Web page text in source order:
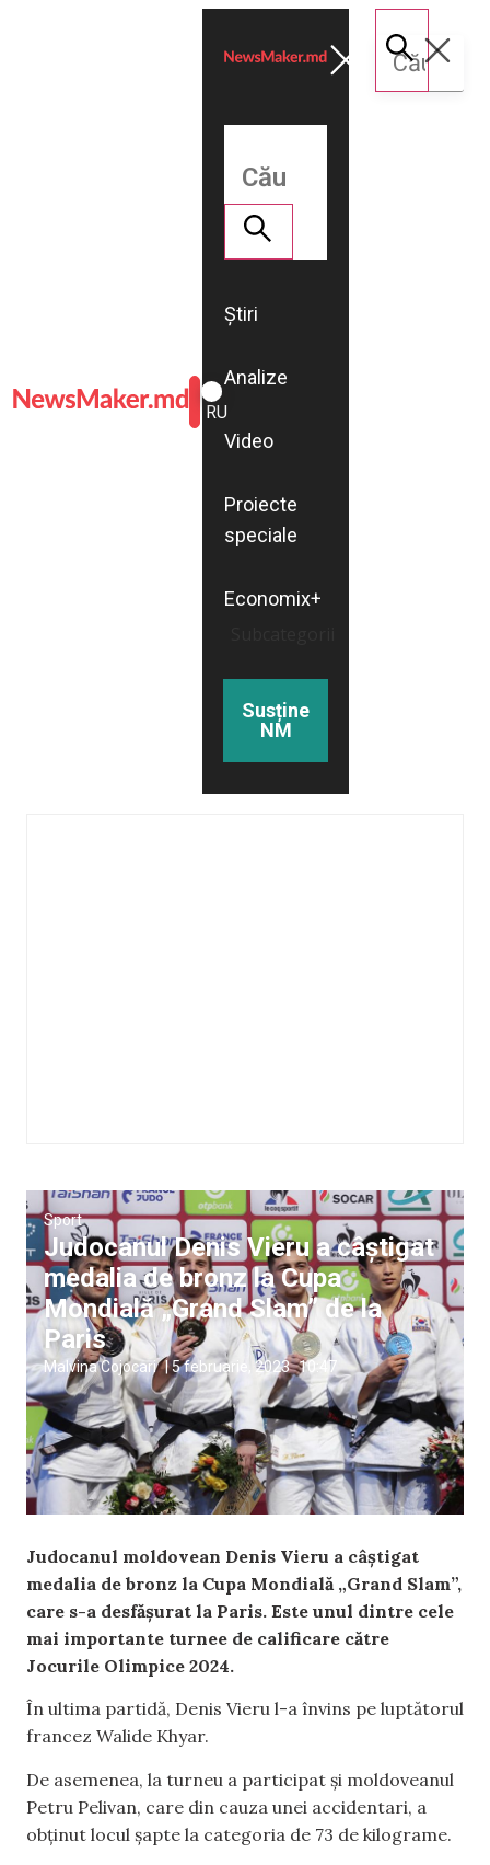
ROMÂNĂ
RU
Știri
Analize
Video
Proiecte
speciale
Economix+
Susține
NM
Sport
Judocanul Denis Vieru a câștigat
medalia de bronz la Cupa
Mondială „Grand Slam” de la
Paris
Malvina Cojocari |5 februarie, 2023 10:47
Judocanul moldovean Denis Vieru a câștigat
medalia de bronz la Cupa Mondială „Grand Slam”,
care s-a desfășurat la Paris. Este unul dintre cele
mai importante turnee de calificare către
Jocurile Olimpice 2024.
În ultima partidă, Denis Vieru l-a învins pe luptătorul
francez Walide Khyar.
De asemenea, la turneu a participat și moldoveanul
Petru Pelivan, care din cauza unei accidentari, a
obținut locul șapte la categoria de 73 de kilograme.